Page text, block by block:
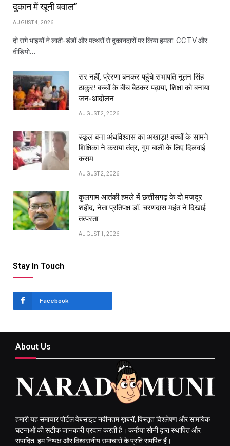
दुकान में खूनी बवाल”
AUGUST 4, 2026
दो सगे भाइयों ने लाठी-डंडों और पत्थरों से दुकानदारों पर किया हमला, CCTV और
वीडियो…
सर नहीं, प्रेरणा बनकर पहुंचे सभापति नूतन सिंह
ठाकुर! बच्चों के बीच बैठकर पढ़ाया, शिक्षा को बनाया
जन-आंदोलन
AUGUST 2, 2026
स्कूल बना अंधविश्वास का अखाड़ा! बच्चों के सामने
शिक्षिका ने कराया तंत्र, गुम बाली के लिए दिलवाई
कसम
AUGUST 2, 2026
कुलगाम आतंकी हमले में छत्तीसगढ़ के दो मजदूर
शहीद, नेता प्रतिपक्ष डॉ. चरणदास महंत ने दिखाई
तत्परता
AUGUST 1, 2026
Stay In Touch
Facebook
About Us
हमारी यह समाचार पोर्टल वेबसाइट नवीनतम ख़बरों, विस्तृत विश्लेषण और सामयिक
घटनाओं की सटीक जानकारी प्रदान करती है। कन्हैया सोनी द्वारा स्थापित और
संपादित, हम निष्पक्ष और विश्वसनीय समाचारों के प्रति समर्पित हैं।